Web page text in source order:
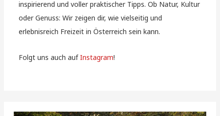
inspirierend und voller praktischer Tipps. Ob Natur, Kultur
oder Genuss: Wir zeigen dir, wie vielseitig und
erlebnisreich Freizeit in Österreich sein kann.
Folgt uns auch aufInstagram!